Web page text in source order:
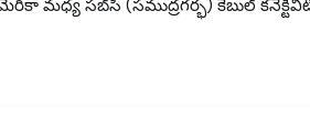
సబ్‌సీ (సముద్రగర్భ) కేబుల్ కనెక్టివిటీ